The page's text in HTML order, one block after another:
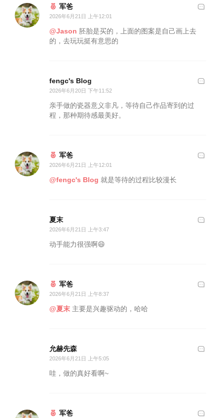
军爸
2026年6月21日 上午12:01
@Jason 胚胎是买的，上面的图案是自己画上去
的，去玩玩挺有意思的
fengc's Blog
2026年6月20日 下午11:52
亲手做的瓷器意义非凡，等待自己作品寄到的过
程，那种期待感最美好。
军爸
2026年6月21日 上午12:01
@fengc's Blog 就是等待的过程比较漫长
夏末
2026年6月21日 上午3:47
动手能力很强啊😄
军爸
2026年6月21日 上午8:37
@夏末 主要是兴趣驱动的，哈哈
允赫先森
2026年6月21日 上午5:05
哇，做的真好看啊~
军爸